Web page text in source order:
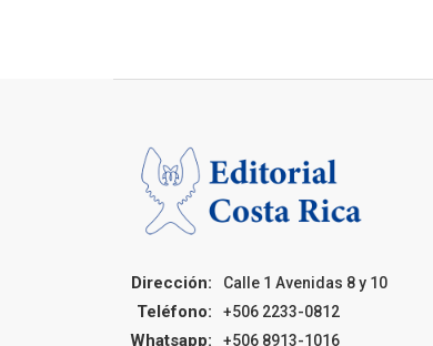
Dirección: Calle 1 Avenidas 8 y 10
Teléfono: +506 2233-0812
Whatsapp: +506 8913-1016